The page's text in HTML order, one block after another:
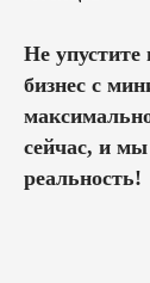
Не
бизнес с
сейчас, и
реальность!